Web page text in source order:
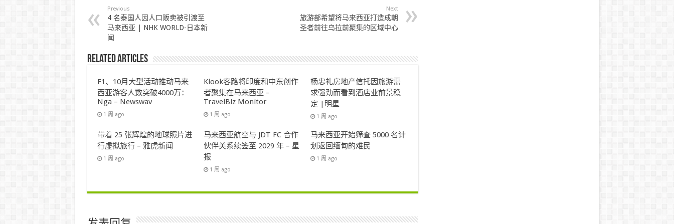
Previous
4 名泰国人因人口贩卖被引渡至
马来西亚 | NHK WORLD-日本新
闻
Next
旅游部希望将马来西亚打造成朝
圣者前往乌拉前聚集的区域中心
Related Articles
F1、10月大型活动推动马来
西亚游客人数突破4000万：
Nga – Newswav
1 周 ago
Klook客路将印度和中东创作
者聚集在马来西亚 –
TravelBiz Monitor
1 周 ago
杨忠礼房地产信托因旅游需
求强劲而看到酒店业前景稳
定 |明星
1 周 ago
带着 25 张辉煌的地球照片进
行虚拟旅行 – 雅虎新闻
1 周 ago
马来西亚航空与 JDT FC 合作
伙伴关系续签至 2029 年 – 星
报
1 周 ago
马来西亚开始筛查 5000 名计
划返回缅甸的难民
1 周 ago